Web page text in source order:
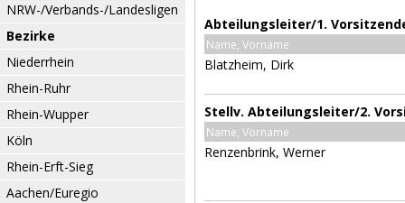
NRW-/Verbands-/Landesligen
Bezirke
Niederrhein
Rhein-Ruhr
Rhein-Wupper
Köln
Rhein-Erft-Sieg
Aachen/Euregio
Abteilungsleiter/1.
Name, Vorname
Blatzheim, Dirk
Stellv. Abteilungsleiter/2.
Name, Vorname
Renzenbrink, Werner